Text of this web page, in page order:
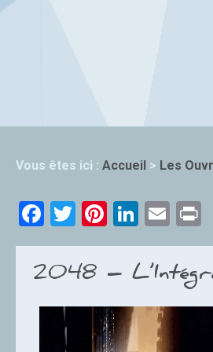
Vous êtes ici : Accueil > Les
Facebook
TwitterPinterest
2048 –